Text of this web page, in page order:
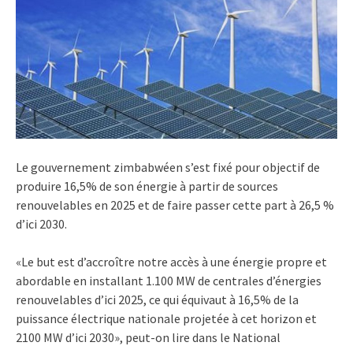
Le gouvernement zimbabwéen s’est fixé pour objectif de
produire 16,5% de son énergie à partir de sources
renouvelables en 2025 et de faire passer cette part à 26,5 %
d’ici 2030.
«Le but est d’accroître notre accès à une énergie propre et
abordable en installant 1.100 MW de centrales d’énergies
renouvelables d’ici 2025, ce qui équivaut à 16,5% de la
puissance électrique nationale projetée à cet horizon et
2100 MW d’ici 2030», peut-on lire dans le National